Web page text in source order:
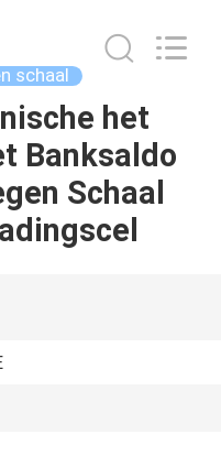
schaal
het
Banksaldo
Schaal